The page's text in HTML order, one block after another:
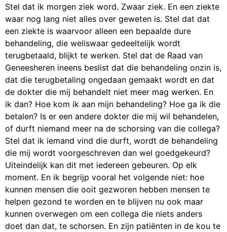
Stel dat ik morgen ziek word. Zwaar ziek. En een ziekte
waar nog lang niet alles over geweten is. Stel dat dat
een ziekte is waarvoor alleen een bepaalde dure
behandeling, die weliswaar gedeeltelijk wordt
terugbetaald, blijkt te werken. Stel dat de Raad van
Geneesheren ineens beslist dat die behandeling onzin is,
dat die terugbetaling ongedaan gemaakt wordt en dat
de dokter die mij behandelt niet meer mag werken. En
ik dan? Hoe kom ik aan mijn behandeling? Hoe ga ik die
betalen? Is er een andere dokter die mij wil behandelen,
of durft niemand meer na de schorsing van die collega?
Stel dat ik iemand vind die durft, wordt de behandeling
die mij wordt voorgeschreven dan wel goedgekeurd?
Uiteindelijk kan dit met iedereen gebeuren. Op elk
moment. En ik begrijp vooral het volgende niet: hoe
kunnen mensen die ooit gezworen hebben mensen te
helpen gezond te worden en te blijven nu ook maar
kunnen overwegen om een collega die niets anders
doet dan dat, te schorsen. En zijn patiënten in de kou te